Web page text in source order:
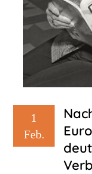
1
Feb.